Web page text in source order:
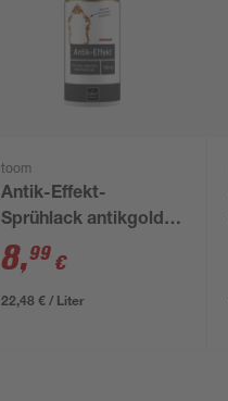
toom
Antik-Effekt-
Sprühlack antikgold
matt 150 ml
8,99 €
22,48 € / Liter